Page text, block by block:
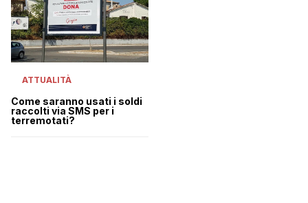
ATTUALITÀ
Come saranno usati i soldi
raccolti via SMS per i
terremotati?